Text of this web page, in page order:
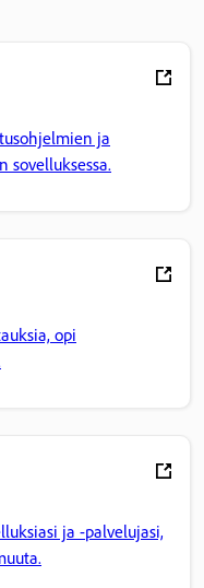
ja
sovelluksessa.
opi
ja -palvelujasi,